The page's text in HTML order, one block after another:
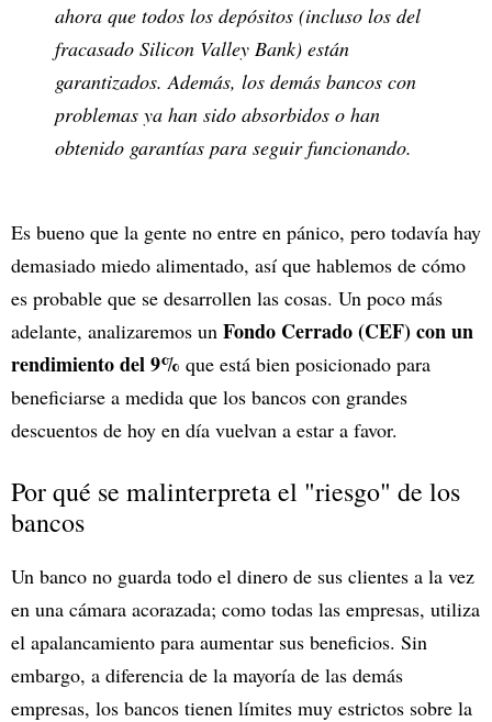
ahora que todos los depósitos (incluso los del
fracasado Silicon Valley Bank) están
garantizados. Además, los demás bancos con
problemas ya han sido absorbidos o han
obtenido garantías para seguir funcionando.
Es bueno que la gente no entre en pánico, pero todavía hay
demasiado miedo alimentado, así que hablemos de cómo
es probable que se desarrollen las cosas. Un poco más
adelante, analizaremos un Fondo Cerrado (CEF) con un
rendimiento del 9% que está bien posicionado para
beneficiarse a medida que los bancos con grandes
descuentos de hoy en día vuelvan a estar a favor.
Por qué se malinterpreta el "riesgo" de los
bancos
Un banco no guarda todo el dinero de sus clientes a la vez
en una cámara acorazada; como todas las empresas, utiliza
el apalancamiento para aumentar sus beneficios. Sin
embargo, a diferencia de la mayoría de las demás
empresas, los bancos tienen límites muy estrictos sobre la